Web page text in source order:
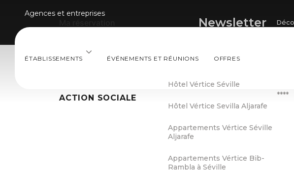
Agences et entreprises
ÉTABLISSEMENTS ÉVÉNEMENTS ET RÉUNIONS OFFRES
Newsletter
ACTION SOCIALE
Hôtel Vértice Séville
Hôtel Vértice Sevilla Aljarafe
Appartements Vértice Séville
Aljarafe
Appartements Vértice Bib-
Rambla à Séville
****